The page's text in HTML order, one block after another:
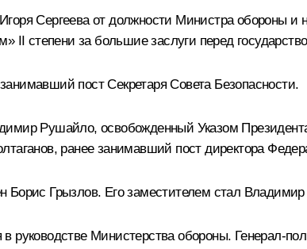
Сергеева от должности Министра обороны
II степени за большие заслуги перед
пост Секретаря Совета Безопасности.
Рушайло, освобожденный Указом
ранее занимавший пост директора
Борис Грызлов. Его заместителем стал
руководстве Министерства обороны. Генерал-